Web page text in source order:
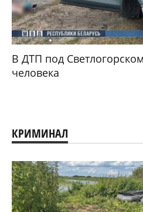
В ДТП под
человека
КРИМИНАЛ